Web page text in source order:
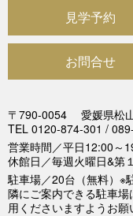
見学予約
お問合せ
〒790-0054 愛媛県松
TEL 0120-874-301 /
営業時間／平日12:00
休館日／毎週火曜日&第
駐車場／20台（無料）※
隣にご案内できる駐車
用くださいますようお願